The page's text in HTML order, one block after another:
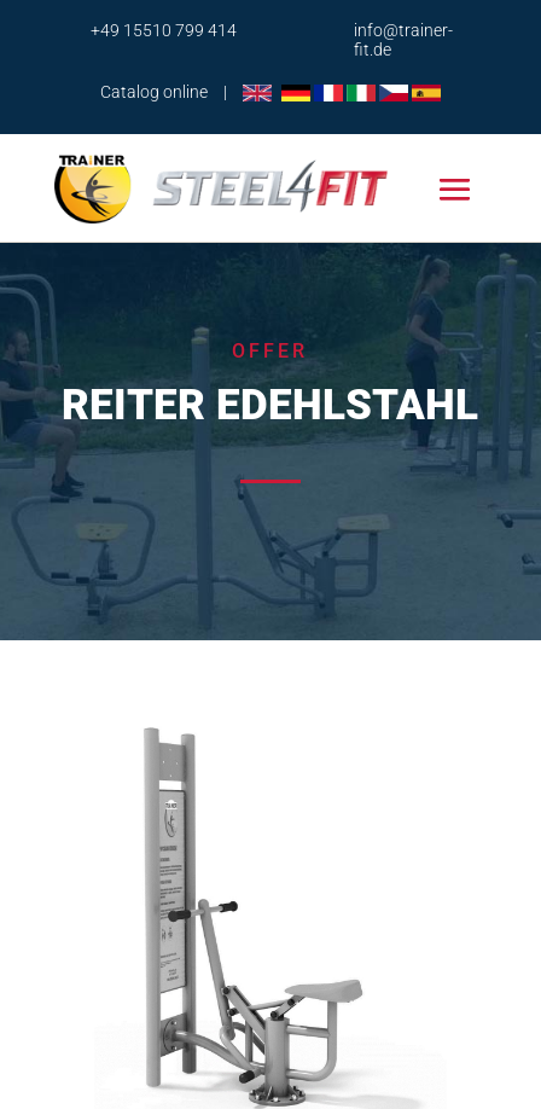
+49 15510 799 414
info@trainer-
fit.de
Catalog online |
OFFER
REITER EDEHLSTAHL